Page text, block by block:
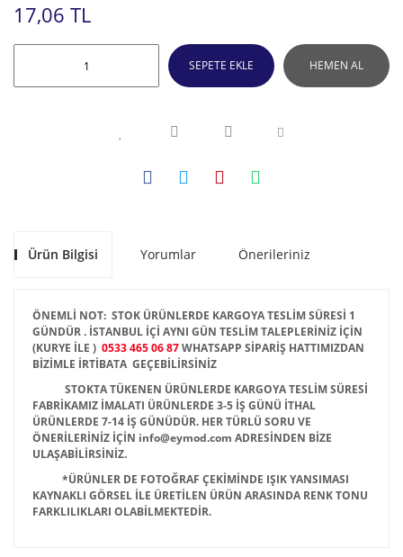
17,06 TL
SEPETE EKLE HEMEN AL
Ürün Bilgisi Yorumlar Önerileriniz
ÖNEMLİ NOT: STOK ÜRÜNLERDE KARGOYA TESLİM SÜRESİ 1
GÜNDÜR . İSTANBUL İÇİ AYNI GÜN TESLİM TALEPLERİNİZ İÇİN
(KURYE İLE ) 0533 465 06 87WHATSAPP SİPARİŞ HATTIMIZDAN
BİZİMLE İRTİBATA GEÇEBİLİRSİNİZ
STOKTA TÜKENEN ÜRÜNLERDE KARGOYA TESLİM SÜRESİ
FABRİKAMIZ İMALATI ÜRÜNLERDE 3-5 İŞ GÜNÜ İTHAL
ÜRÜNLERDE 7-14 İŞ GÜNÜDÜR. HER TÜRLÜ SORU VE
ÖNERİLERİNİZ İÇİN info@eymod.com ADRESİNDEN BİZE
ULAŞABİLİRSİNİZ.
*ÜRÜNLER DE FOTOĞRAF ÇEKİMİNDE IŞIK YANSIMASI
KAYNAKLI GÖRSEL İLE ÜRETİLEN ÜRÜN ARASINDA RENK TONU
FARKLILIKLARI OLABİLMEKTEDİR.